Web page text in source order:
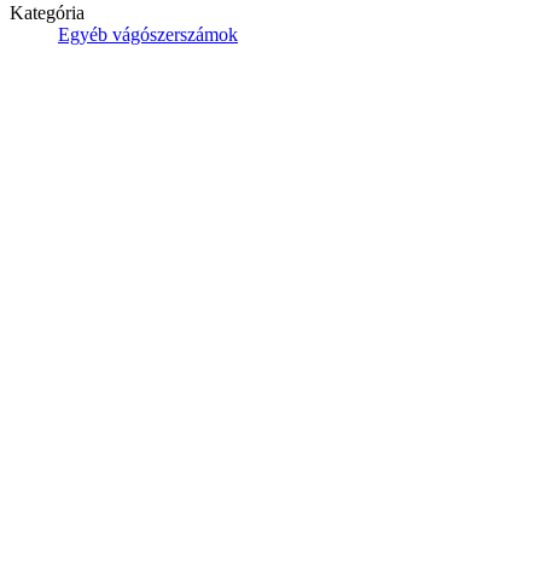
Kategória
Egyéb vágószerszámok